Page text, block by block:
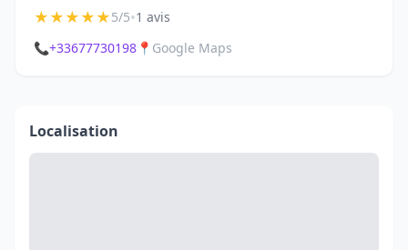
★★★★★5/5•1 avis
📞+33677730198 📍 Google Maps
Localisation